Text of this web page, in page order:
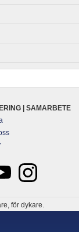
| SAMARBETE
för dykare.